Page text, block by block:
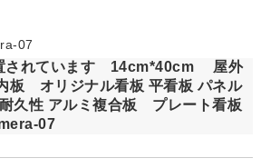
07
されています 14cm*40cm 屋外
板 オリジナル看板 平看板 パネル
久性 アルミ複合板 プレート看板
07